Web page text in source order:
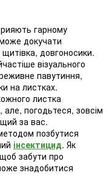
гарному
докучати
довгоносики.
візуального
павутиння,
на листках.
листка
погодьтеся, зовсім
за вас.
позбутися
інсектицид. Як
забути про
знадобитися